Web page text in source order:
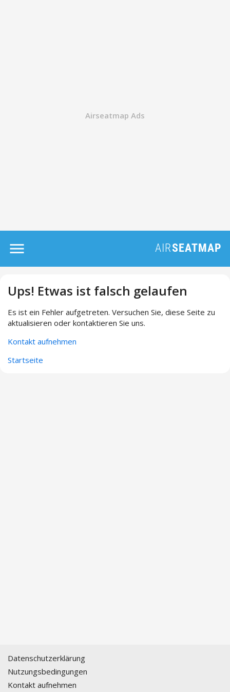
Ups! Etwas ist falsch gelaufen
Es ist ein Fehler aufgetreten. Versuchen Sie, diese Seite zu
aktualisieren oder kontaktieren Sie uns.
Kontakt aufnehmen
Startseite
Datenschutzerklärung
Nutzungsbedingungen
Kontakt aufnehmen